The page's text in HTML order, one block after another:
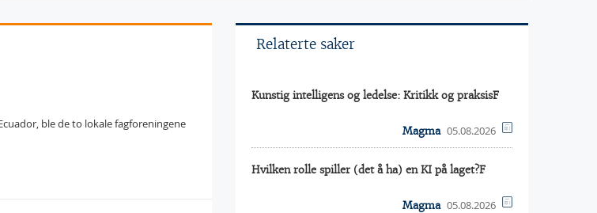
ble de to lokale fagforeningene
Relaterte saker
Kunstig intelligens og ledelse: Kritikk og praksisF
Magma 05.08.2026
Hvilken rolle spiller (det å ha) en KI på laget?F
Magma 05.08.2026